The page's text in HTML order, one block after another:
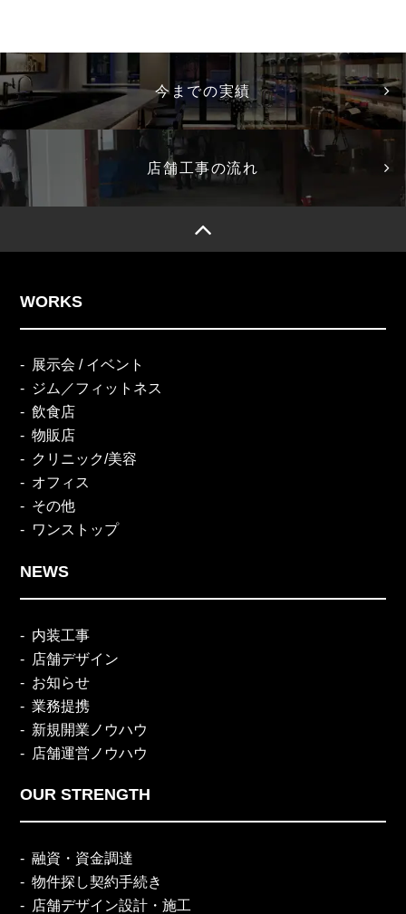
今までの実績
店舗工事の流れ
WORKS
展示会 / イベント
ジム／フィットネス
飲食店
物販店
クリニック/美容
オフィス
その他
ワンストップ
NEWS
内装工事
店舗デザイン
お知らせ
業務提携
新規開業ノウハウ
店舗運営ノウハウ
OUR STRENGTH
融資・資金調達
物件探し契約手続き
店舗デザイン設計・施工